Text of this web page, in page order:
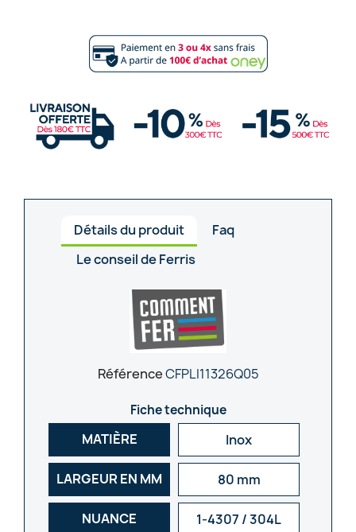
Détails du produit
Faq
Le conseil de Ferris
RéférenceCFPLI11326Q05
Fiche technique
MATIÈRE Inox
LARGEUR EN MM 80 mm
NUANCE 1-4307 / 304L